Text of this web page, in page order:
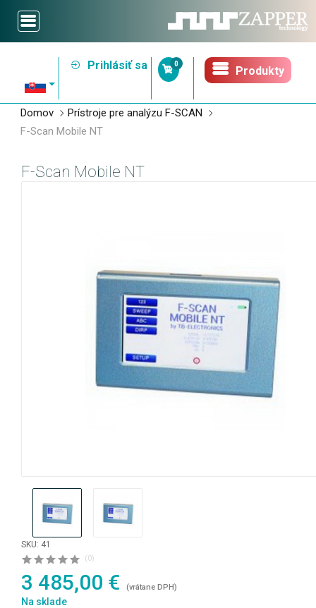
Prihlásiť sa 0
Produkty
Domov
Prístroje pre analýzu F-SCAN
F-Scan Mobile NT
F-Scan Mobile NT
SKU: 41
(0)
3 485,00 € (vrátane DPH)
Na sklade